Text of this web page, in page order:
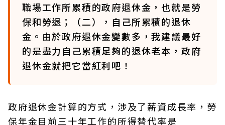
職場工作所累積的政府退休金，也就是勞
保和勞退；（二），自己所累積的退休
金。由於政府退休金變數多，我建議最好
的是盡力自己累積足夠的退休老本，政府
退休金就把它當紅利吧！
政府退休金計算的方式，涉及了薪資成長率，勞
保年金目前三十年工作的所得替代率是